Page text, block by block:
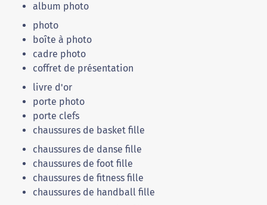
album photo
photo
boîte à photo
cadre photo
coffret de présentation
livre d'or
porte photo
porte clefs
chaussures de basket fille
chaussures de danse fille
chaussures de foot fille
chaussures de fitness fille
chaussures de handball fille